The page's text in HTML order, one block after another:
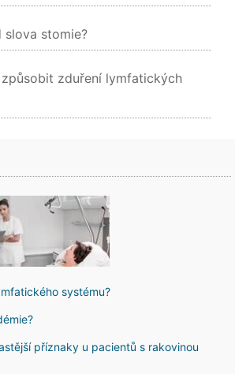
stomie?
zduření lymfatických
systému?
příznaky u pacientů s rakovinou